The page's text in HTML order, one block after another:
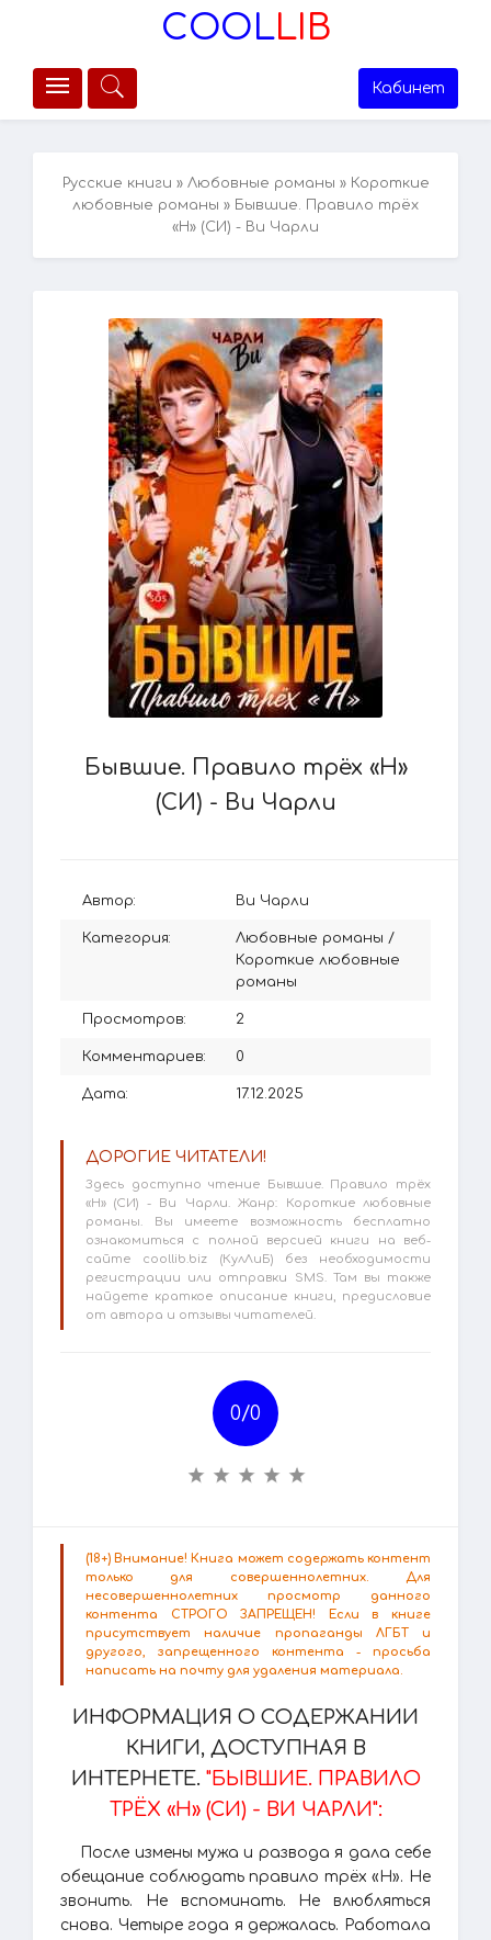
COOLLIB
Кабинет
Русские книги » Любовные романы » Короткие
любовные романы » Бывшие. Правило трёх
«Н» (СИ) - Ви Чарли
Бывшие. Правило трёх «Н»
(СИ) - Ви Чарли
Автор: Ви Чарли
Категория: Любовные романы /
Короткие любовные
романы
Просмотров: 2
Комментариев: 0
Дата: 17.12.2025
ДОРОГИЕ ЧИТАТЕЛИ!
Здесь доступно чтение Бывшие. Правило трёх
«Н» (СИ) - Ви Чарли. Жанр: Короткие любовные
романы. Вы имеете возможность бесплатно
ознакомиться с полной версией книги на веб-
сайте coollib.biz (КулЛиБ) без необходимости
регистрации или отправки SMS. Там вы также
найдете краткое описание книги, предисловие
от автора и отзывы читателей.
0/0
(18+) Внимание! Книга может содержать контент
только для совершеннолетних. Для
несовершеннолетних просмотр данного
контента СТРОГО ЗАПРЕЩЕН! Если в книге
присутствует наличие пропаганды ЛГБТ и
другого, запрещенного контента - просьба
написать на почту для удаления материала.
ИНФОРМАЦИЯ О СОДЕРЖАНИИ
КНИГИ, ДОСТУПНАЯ В
ИНТЕРНЕТЕ. "БЫВШИЕ. ПРАВИЛО
ТРЁХ «Н» (СИ) - ВИ ЧАРЛИ":
После измены мужа и развода я дала себе
обещание соблюдать правило трёх «Н». Не
звонить. Не вспоминать. Не влюбляться
снова. Четыре года я держалась. Работала